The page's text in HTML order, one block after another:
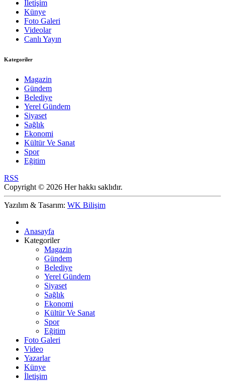
İletişim
Künye
Foto Galeri
Videolar
Canlı Yayın
Kategoriler
Magazin
Gündem
Belediye
Yerel Gündem
Siyaset
Sağlık
Ekonomi
Kültür Ve Sanat
Spor
Eğitim
RSS
Copyright © 2026 Her hakkı saklıdır.
Yazılım & Tasarım: WK Bilişim
Anasayfa
Kategoriler
Magazin
Gündem
Belediye
Yerel Gündem
Siyaset
Sağlık
Ekonomi
Kültür Ve Sanat
Spor
Eğitim
Foto Galeri
Video
Yazarlar
Künye
İletişim